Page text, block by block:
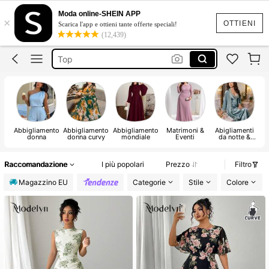
OTTIENI
×
Moda online-SHEIN APP
Scarica l'app e ottieni tante offerte speciali!
(12,439)
Costumi Mare Donna
Copricostume Donna
Top
Copri Costumi Donna Mare
Costumi Mare Donna
Abbigliamento
donna
Abbigliamento
donna curvy
Abbigliamento
mondiale
Matrimoni &
Eventi
Abigliamenti
da notte &
Raccomandazione I più popolari Prezzo
Filtro
Magazzino EU
Categorie Stile Colore